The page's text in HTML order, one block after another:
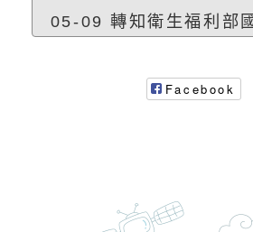
門工作坊
「桃園市
情緒管理
有關國立羅
「生命教
檢送LED
理「普特
「115年適
轉知教育
05-09 轉知衛生福利部
Facebook